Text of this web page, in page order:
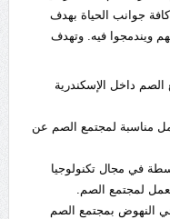
جوانب الحياة بهدف
ويندمجوا فيه. وتهدف
الصم داخل الإسكندرية
مناسبة لمجتمع الصم عن
في مجال تكنولوجيا
النهوض بمجتمع الصم